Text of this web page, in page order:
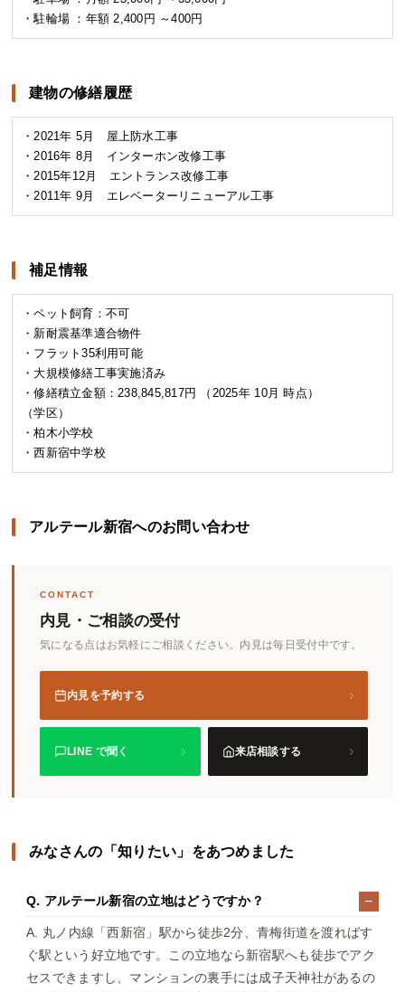
・駐輪場 ：年額 2,400円 ～400円
建物の修繕履歴
・2021年 5月 屋上防水工事
・2016年 8月 インターホン改修工事
・2015年12月 エントランス改修工事
・2011年 9月 エレベーターリニューアル工事
補足情報
・ペット飼育：不可
・新耐震基準適合物件
・フラット35利用可能
・大規模修繕工事実施済み
・修繕積立金額：238,845,817円 （2025年 10月 時点）
（学区）
・柏木小学校
・西新宿中学校
アルテール新宿へのお問い合わせ
CONTACT
内見・ご相談の受付
気になる点はお気軽にご相談ください。内見は毎日受付中です。
内見を予約する ›
LINE で聞く › 来店相談する ›
みなさんの「知りたい」をあつめました
Q. アルテール新宿の立地はどうですか？
A. 丸ノ内線「西新宿」駅から徒歩2分、青梅街道を渡ればす
ぐ駅という好立地です。この立地なら新宿駅へも徒歩でアク
セスできますし、マンションの裏手には成子天神社があるの